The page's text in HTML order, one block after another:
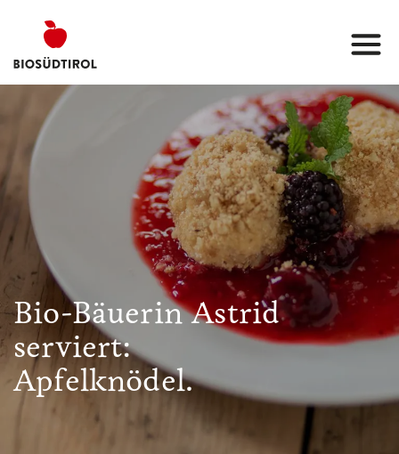
Bio-Bäuerin Astrid
serviert:
Apfelknödel.